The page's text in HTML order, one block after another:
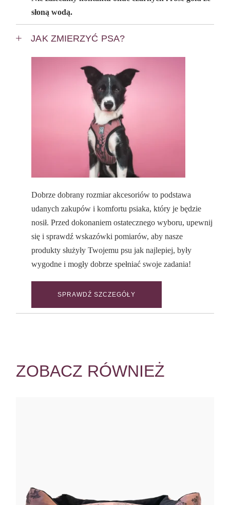
słoną wodą.
JAK ZMIERZYĆ PSA?
Dobrze dobrany rozmiar akcesoriów to podstawa
udanych zakupów i komfortu psiaka, który je będzie
nosił. Przed dokonaniem ostatecznego wyboru, upewnij
się i sprawdź wskazówki pomiarów, aby nasze
produkty służyły Twojemu psu jak najlepiej, były
wygodne i mogły dobrze spełniać swoje zadania!
SPRAWDŹ SZCZEGÓŁY
ZOBACZ RÓWNIEŻ